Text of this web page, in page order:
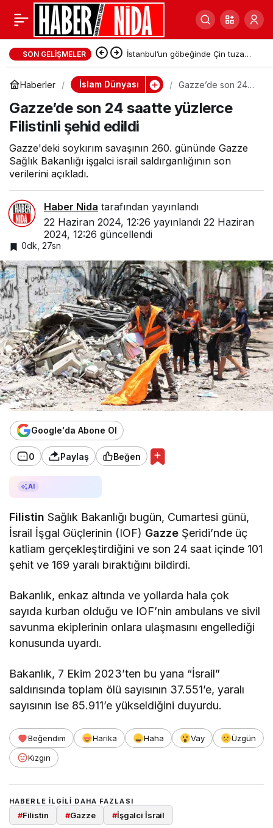
SON GELIŞMELER İstanbul’un göbeğinde Çin tuzağı:
Uygur kardeşlerimizin dikkatine!
Haberler İslam Dünyası
Gazze’de son 24
Filistinli şehid edildi
Gazze’de son 24 saatte yüzlerce
Filistinli şehid edildi
Gazze'deki soykırım savaşının 260. gününde Gazze
Sağlık Bakanlığı işgalci israil saldırganlığının son
verilerini açıkladı.
Haber Nida tarafından yayınlandı
22 Haziran 2024, 12:26 yayınlandı 22 Haziran
2024, 12:26 güncellendi
0dk, 27sn
Google'da Abone Ol
0 Paylaş Beğen
AI
Filistin Sağlık Bakanlığı bugün, Cumartesi günü,
İsrail İşgal Güçlerinin (IOF) Gazze Şeridi’nde üç
katliam gerçekleştirdiğini ve son 24 saat içinde 101
şehit ve 169 yaralı bıraktığını bildirdi.
Bakanlık, enkaz altında ve yollarda hala çok
sayıda kurban olduğu ve IOF’nin ambulans ve sivil
savunma ekiplerinin onlara ulaşmasını engellediği
konusunda uyardı.
Bakanlık, 7 Ekim 2023’ten bu yana “İsrail”
saldırısında toplam ölü sayısının 37.551’e, yaralı
sayısının ise 85.911’e yükseldiğini duyurdu.
Beğendim Harika Haha Vay
Üzgün
Kızgın
HABERLE ILGILI DAHA FAZLASI
#Filistin #Gazze #İşgalci İsrail